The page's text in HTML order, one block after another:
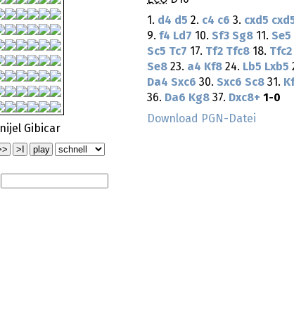
Gibicar
1. d4 d5 2. c4 c6 3. cxd5
9. f4 Ld7 10. Sf3 Sg8 11. Se5
Sc5 Tc7 17. Tf2 Tfc8 18. Tfc2
Se8 23. a4 Kf8 24. Lb5 Lxb5
Da4 Sxc6 30. Sxc6 Sc8 31.
36. Da6 Kg8 37. Dxc8+ 1-0
Download PGN-Datei